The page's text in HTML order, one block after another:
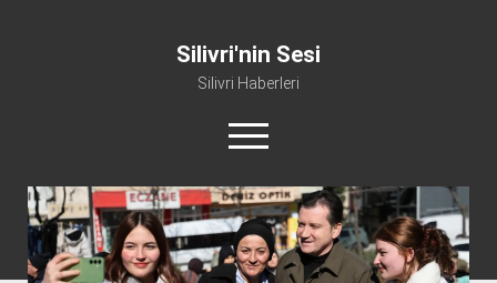
Silivri'nin Sesi
Silivri Haberleri
m
e
ü
y
ü
a
ç
facebook youtube silivri@silivrininsesi1.com whatsapp
Manifesto